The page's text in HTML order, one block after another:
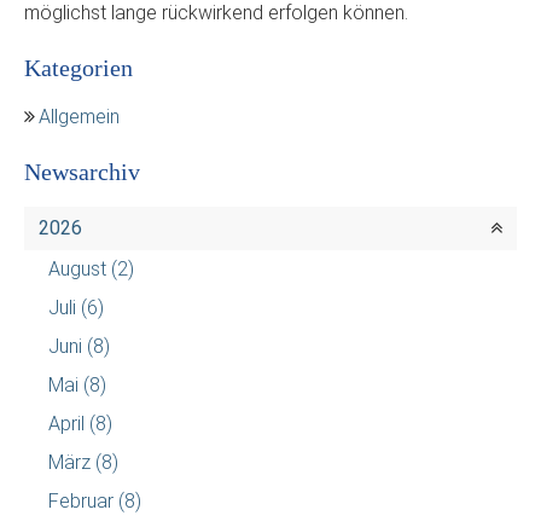
möglichst lange rückwirkend erfolgen können.
Kategorien
Allgemein
Newsarchiv
2026
August (2)
Juli (6)
Juni (8)
Mai (8)
April (8)
März (8)
Februar (8)